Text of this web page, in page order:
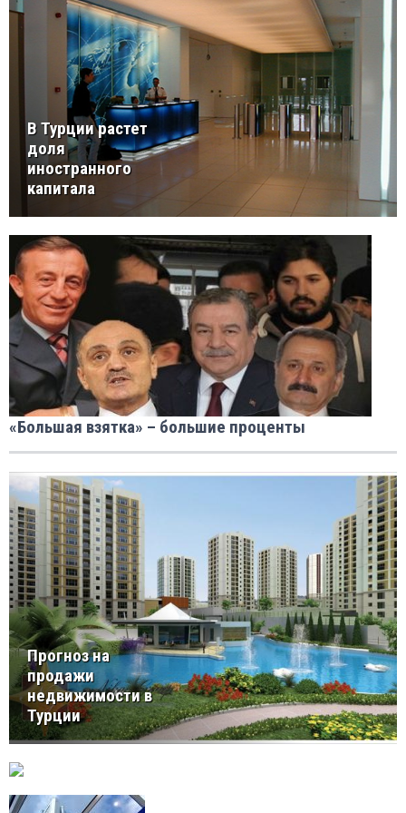
В Турции растет
доля
иностранного
капитала
«Большая взятка» – большие проценты
Прогноз на
продажи
недвижимости в
Турции